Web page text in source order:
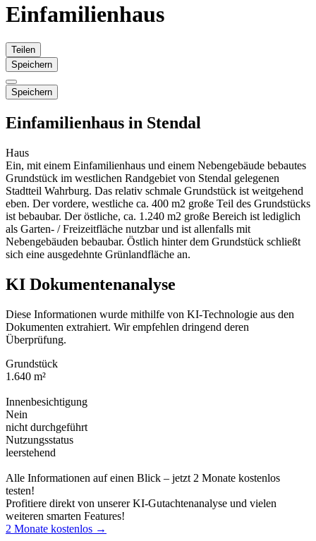
Einfamilienhaus
Teilen
Speichern
Speichern
Einfamilienhaus in Stendal
Haus
Ein, mit einem Einfamilienhaus und einem Nebengebäude bebautes
Grundstück im westlichen Randgebiet von Stendal gelegenen
Stadtteil Wahrburg. Das relativ schmale Grundstück ist weitgehend
eben. Der vordere, westliche ca. 400 m2 große Teil des Grundstücks
ist bebaubar. Der östliche, ca. 1.240 m2 große Bereich ist lediglich
als Garten- / Freizeitfläche nutzbar und ist allenfalls mit
Nebengebäuden bebaubar. Östlich hinter dem Grundstück schließt
sich eine ausgedehnte Grünlandfläche an.
KI Dokumentenanalyse
Diese Informationen wurde mithilfe von KI-Technologie aus den
Dokumenten extrahiert. Wir empfehlen dringend deren
Überprüfung.
Grundstück
1.640 m²
Innenbesichtigung
Nein
nicht durchgeführt
Nutzungsstatus
leerstehend
Alle Informationen auf einen Blick – jetzt 2 Monate kostenlos
testen!
Profitiere direkt von unserer KI-Gutachtenanalyse und vielen
weiteren smarten Features!
2 Monate kostenlos →